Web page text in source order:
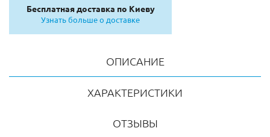
Бесплатная доставка по Киеву
Узнать больше о доставке
ОПИСАНИЕ
ХАРАКТЕРИСТИКИ
ОТЗЫВЫ